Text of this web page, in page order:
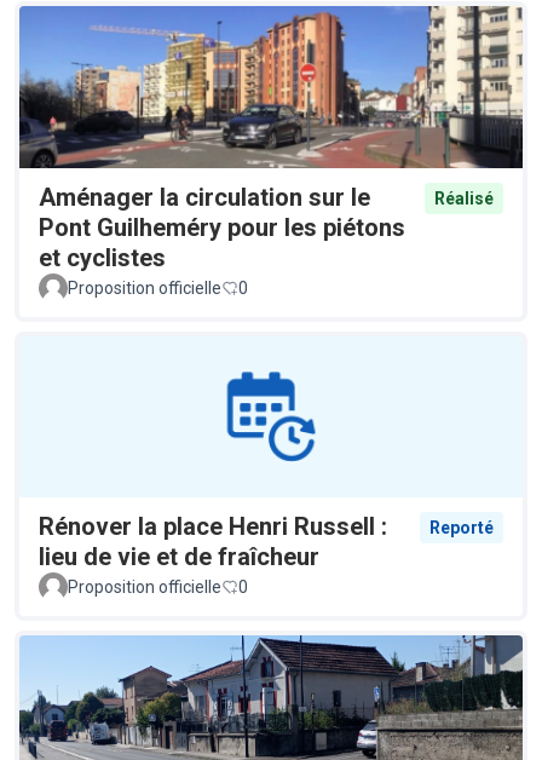
Aménager la circulation sur le
Pont Guilheméry pour les piétons
et cyclistes
Réalisé
Proposition officielle 0
Rénover la place Henri Russell :
lieu de vie et de fraîcheur
Reporté
Proposition officielle 0